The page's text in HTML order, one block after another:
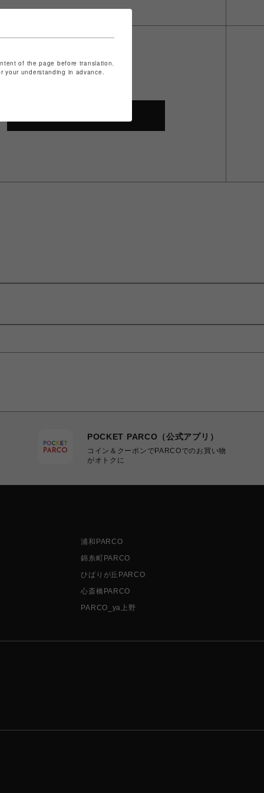
POCKET PARCO（公式アプリ）
コイン＆クーポンでPARCOでのお買い物
がオトクに
浦和PARCO
錦糸町PARCO
ひばりが丘PARCO
心斎橋PARCO
PARCO_ya上野
of the page before translation.
understanding in advance.